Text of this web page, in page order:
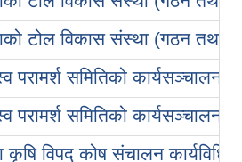
टोल विकास संस्था (गठन तथा
परामर्श समितिको कार्यसञ्चालन
परामर्श समितिको कार्यसञ्चालन
कृषि विपद् कोष संचालन